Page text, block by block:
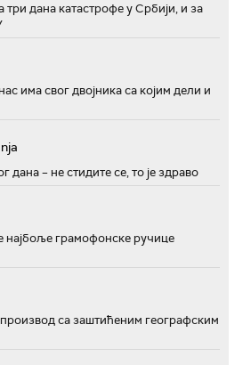
дана катастрофе у Србији, и за
има свог двојника са којим дели и
дана – не стидите се, то је здраво
најбоље грамофонске ручице
са заштићеним географским